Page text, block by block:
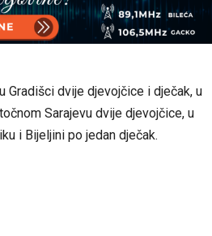
Gradišci dvije djevojčice i dječak, u
Sarajevu dvije djevojčice, u
i Bijeljini po jedan dječak.